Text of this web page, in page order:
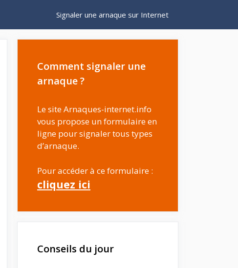
Signaler une arnaque sur Internet
Comment signaler une
arnaque ?
Le site Arnaques-internet.info
vous propose un formulaire en
ligne pour signaler tous types
d’arnaque.
Pour accéder à ce formulaire :
cliquez ici
Conseils du jour